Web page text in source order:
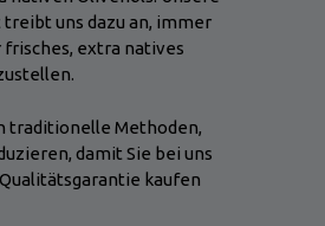
uns dazu an, immer
extra natives
traditionelle Methoden,
damit Sie bei uns
kaufen